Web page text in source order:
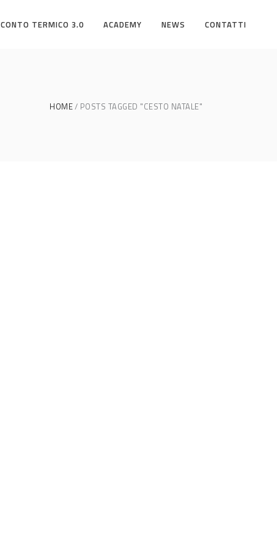
CONTO TERMICO 3.0 ACADEMY NEWS CONTATTI
HOME POSTS TAGGED "CESTO NATALE"